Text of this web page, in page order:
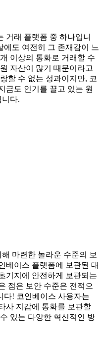
거래 플랫폼 중 하나입니
에도 여전히 그 존재감이 느
이상의 통화로 거래할 수
자산이 많기 때문이라고
할 수 없는 성과이지만, 코
금도 인기를 끌고 있는 원
다.
마련한 놀라운 수준의 보
베이스 플랫폼에 보관된 대
기지에 안전하게 보관되는
점은 보안 수준은 전적으
다! 코인베이스 사용자는
사 지갑에 통화를 보관할
있는 다양한 혁신적인 방